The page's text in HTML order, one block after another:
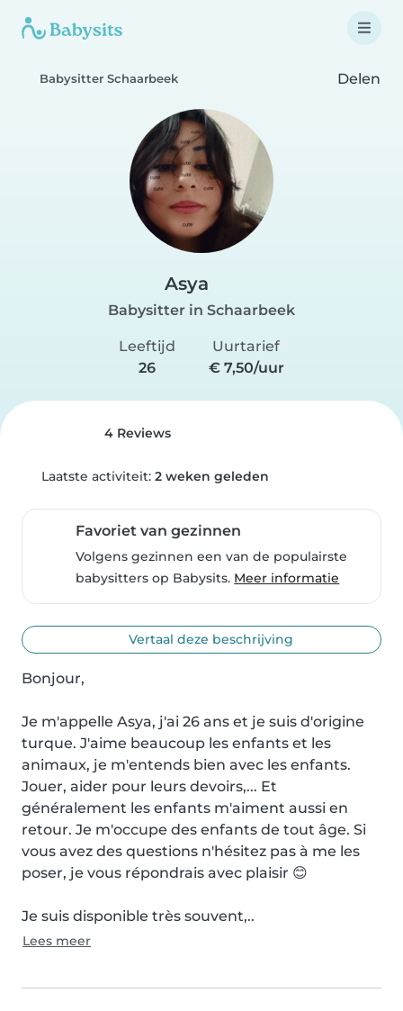
Babysitter Schaarbeek Delen
Asya
Babysitter in Schaarbeek
Leeftijd
26
Uurtarief
€ 7,50/uur
4 Reviews
Laatste activiteit: 2 weken geleden
Favoriet van gezinnen
Volgens gezinnen een van de populairste
babysitters op Babysits. Meer informatie
Vertaal deze beschrijving
Bonjour,
Je m'appelle Asya, j'ai 26 ans et je suis d'origine
turque. J'aime beaucoup les enfants et les
animaux, je m'entends bien avec les enfants.
Jouer, aider pour leurs devoirs,... Et
généralement les enfants m'aiment aussi en
retour. Je m'occupe des enfants de tout âge. Si
vous avez des questions n'hésitez pas à me les
poser, je vous répondrais avec plaisir 😊
Je suis disponible très souvent,..
Lees meer